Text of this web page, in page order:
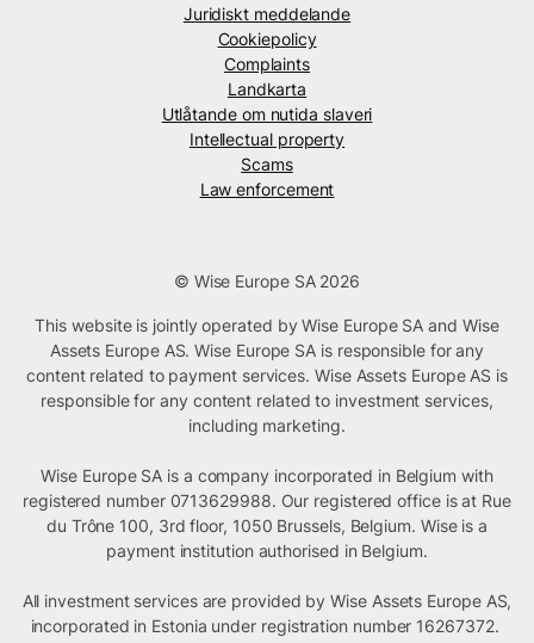
Juridiskt meddelande
Cookiepolicy
Complaints
Landkarta
Utlåtande om nutida slaveri
Intellectual property
Scams
Law enforcement
© Wise Europe SA 2026
This website is jointly operated by Wise Europe SA and Wise
Assets Europe AS. Wise Europe SA is responsible for any
content related to payment services. Wise Assets Europe AS is
responsible for any content related to investment services,
including marketing.
Wise Europe SA is a company incorporated in Belgium with
registered number 0713629988. Our registered office is at Rue
du Trône 100, 3rd floor, 1050 Brussels, Belgium. Wise is a
payment institution authorised in Belgium.
All investment services are provided by Wise Assets Europe AS,
incorporated in Estonia under registration number 16267372.